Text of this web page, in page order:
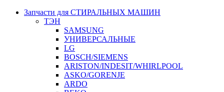
Запчасти для СТИРАЛЬНЫХ МАШИН
ТЭН
SAMSUNG
УНИВЕРСАЛЬНЫЕ
LG
BOSCH/SIEMENS
ARISTON/INDESIT/WHIRLPOOL
ASKO/GORENJE
ARDO